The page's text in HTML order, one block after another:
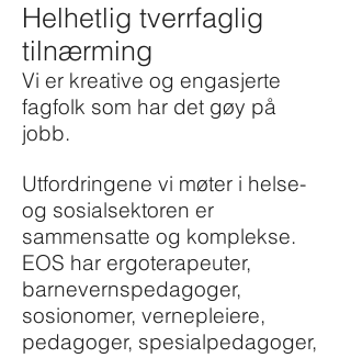
Helhetlig tverrfaglig
tilnærming
Vi er kreative og engasjerte
fagfolk som har det gøy på
jobb.
Utfordringene vi møter i helse-
og sosialsektoren er
sammensatte og komplekse.
EOS har ergoterapeuter,
barnevernspedagoger,
sosionomer, vernepleiere,
pedagoger, spesialpedagoger,